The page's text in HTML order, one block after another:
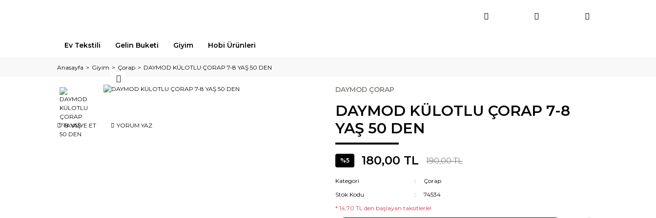
Ev Tekstili Gelin Buketi Giyim Hobi Ürünleri
Anasayfa Giyim Çorap DAYMOD KÜLOTLU ÇORAP 7-8 YAŞ 50 DEN
TAVSİYE ET YORUM YAZ
DAYMOD ÇORAP
DAYMOD KÜLOTLU ÇORAP 7-8
YAŞ 50 DEN
%5 180,00 TL 190,00 TL
Kategori
Çorap
Stok Kodu
74534
* 14,70 TL den başlayan taksitlerle!